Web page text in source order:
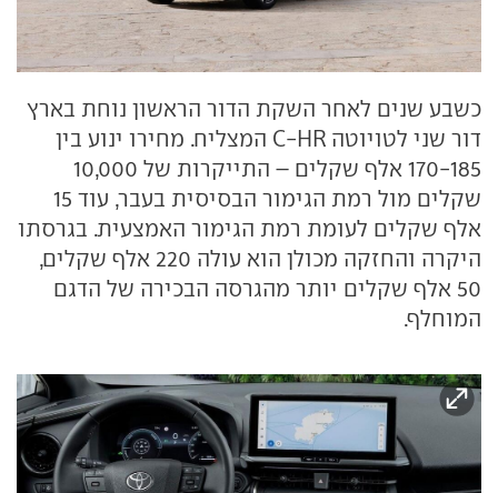
כשבע שנים לאחר השקת הדור הראשון נוחת בארץ
דור שני לטויוטה C-HR המצליח. מחירו ינוע בין
170-185 אלף שקלים – התייקרות של 10,000
שקלים מול רמת הגימור הבסיסית בעבר, עוד 15
אלף שקלים לעומת רמת הגימור האמצעית. בגרסתו
היקרה והחזקה מכולן הוא עולה 220 אלף שקלים,
50 אלף שקלים יותר מהגרסה הבכירה של הדגם
המוחלף.